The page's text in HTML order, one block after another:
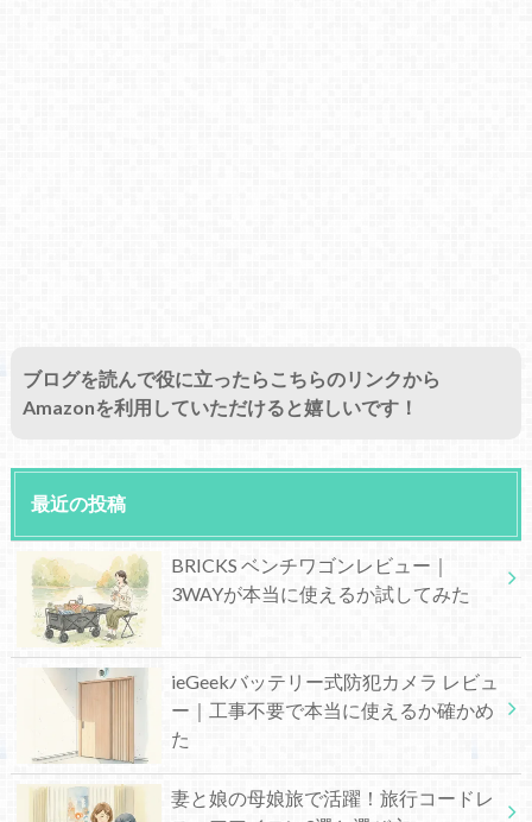
ブログを読んで役に立ったらこちらのリンクから
Amazonを利用していただけると嬉しいです！
最近の投稿
BRICKS ベンチワゴンレビュー｜
3WAYが本当に使えるか試してみた
ieGeekバッテリー式防犯カメラ レビュ
ー｜工事不要で本当に使えるか確かめ
た
妻と娘の母娘旅で活躍！旅行コードレ